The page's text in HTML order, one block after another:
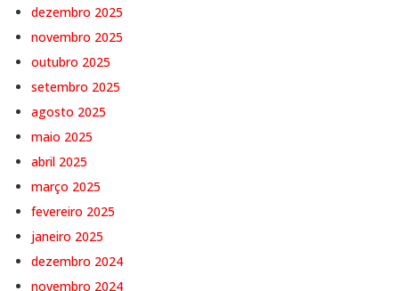
dezembro 2025
novembro 2025
outubro 2025
setembro 2025
agosto 2025
maio 2025
abril 2025
março 2025
fevereiro 2025
janeiro 2025
dezembro 2024
novembro 2024